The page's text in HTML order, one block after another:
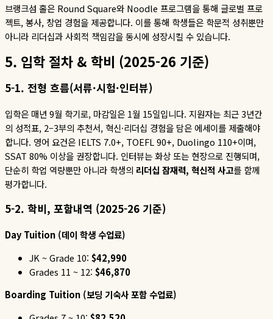
브랭크섬 홀은 Round Square와 Noodle 프로그램을 통해 글로벌 프로
젝트, 봉사, 창업 경험을 제공합니다. 이를 통해 학생들은 학문적 성취뿐만
아니라 리더십과 사회적 책임감을 동시에 성장시킬 수 있습니다.
5. 입학 절차 & 학비 (2025-26 기준)
5-1. 전형 흐름(서류·시험·인터뷰)
입학은 매년 9월 학기로, 마감일은 1월 15일입니다. 지원자는 최근3년간
의 성적표, 2–3부의 추천서,혁신·리더십 경험을 담은 에세이를 제출해야
합니다. 영어 요건은 IELTS 7.0+, TOEFL 90+, Duolingo 110+이며,
SSAT 80% 이상을 권장합니다. 인터뷰는 화상 또는 현장으로 진행되며,
단순히 학업 역량뿐만 아니라 학생의 리더십 잠재력, 혁신적 사고를 함께
평가합니다.
5-2. 학비, 포함내역 (2025-26 기준)
Day Tuition (데이 학생수업료)
JK ~ Grade 10: $42,990
Grades 11 ~ 12: $46,870
Boarding Tuition (보딩 기숙사포함수업료)